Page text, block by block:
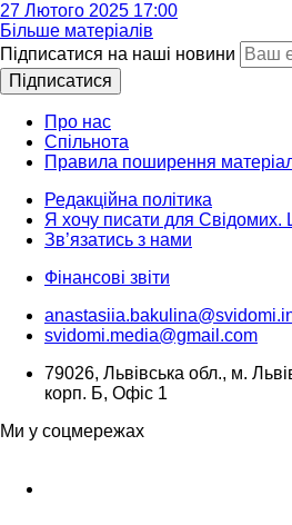
27 Лютого 2025 17:00
Більше матеріалів
Підписатися на наші новини
Підписатися
Про нас
Спільнота
Правила поширення
Редакційна політика
Я хочу писати для
Зв’язатись з нами
Фінансові звіти
svidomi.media@gmail.com
79026, Львівська обл., м.
корп. Б, Офіс 1
Ми у соцмережах